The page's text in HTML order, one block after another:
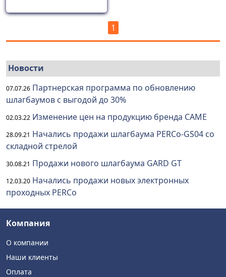
1
Новости
07.07.26 Партнерская программа по обновлению
шлагбаумов с выгодой до 30%
02.03.22 Изменение цен на продукцию бренда CAME
28.09.21 Начались продажи шлагбаума PERCo-GS04 со
складной стрелой
30.08.21 Продажи нового шлагбаума GARD GT
12.03.20 Начались продажи новых электронных
проходных PERCo
Компания
О компании
Наши клиенты
Оплата